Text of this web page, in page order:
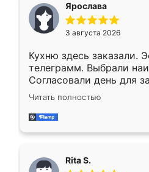
Ярослава
3 августа 2026
Кухню здесь заказали.
телеграмм. Выбрали
Согласовали день для
недели кухня была уже
довольны работой.
мебель за качественную
Читать полностью
Rita S.